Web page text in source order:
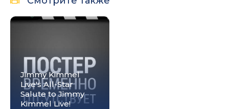
Jimmy Kimmel
Live's All-Star
Salute to Jimmy
Kimmel Live!